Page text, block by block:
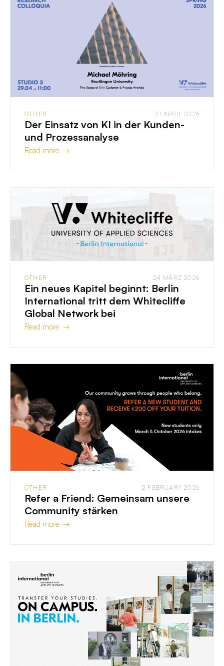
OTHER 21 APRIL 2026
Der Einsatz von KI in der Kunden-
und Prozessanalyse
Read more →
OTHER 24 MÄRZ 2026
Ein neues Kapitel beginnt: Berlin
International tritt dem Whitecliffe
Global Network bei
Read more →
OTHER 2 FEBRUARY 2026
Refer a Friend: Gemeinsam unsere
Community stärken
Read more →